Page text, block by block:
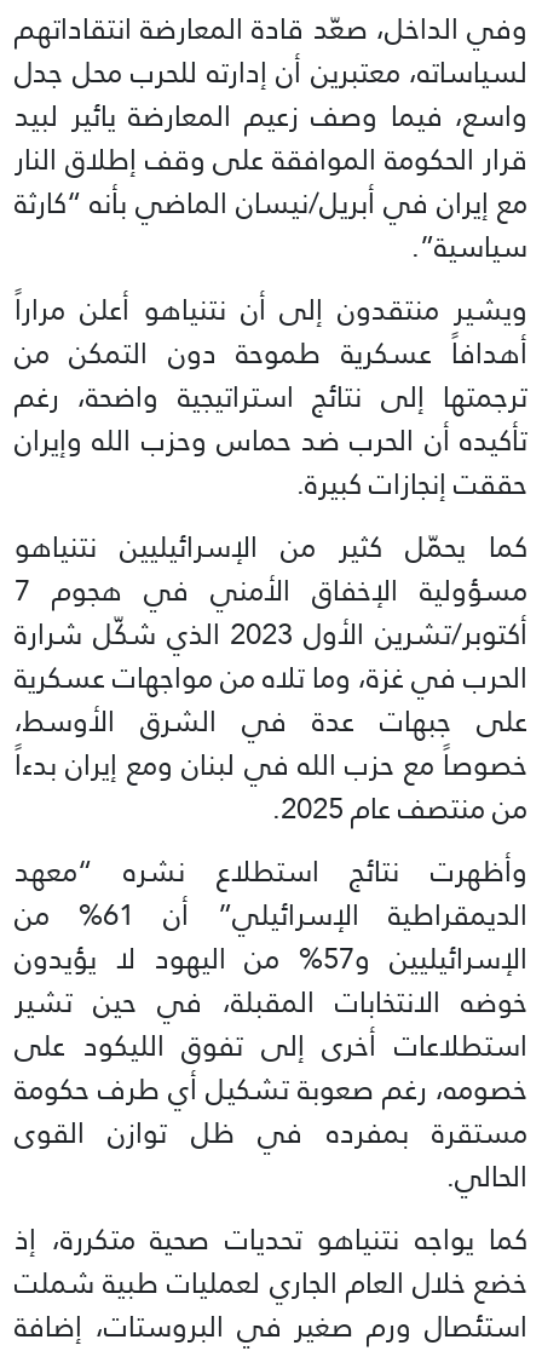
وفي الداخل، صعّد قادة المعارضة انتقاداتهم
لسياساته، معتبرين أن إدارته للحرب محل جدل
واسع، فيما وصف زعيم المعارضة يائير لبيد
قرار الحكومة الموافقة على وقف إطلاق النار
مع إيران في أبريل/نيسان الماضي بأنه “كارثة
سياسية”.
ويشير منتقدون إلى أن نتنياهو أعلن مراراً
أهدافاً عسكرية طموحة دون التمكن من
ترجمتها إلى نتائج استراتيجية واضحة، رغم
تأكيده أن الحرب ضد حماس وحزب الله وإيران
حققت إنجازات كبيرة.
كما يحمّل كثير من الإسرائيليين نتنياهو
مسؤولية الإخفاق الأمني في هجوم 7
أكتوبر/تشرين الأول 2023 الذي شكّل شرارة
الحرب في غزة، وما تلاه من مواجهات عسكرية
على جبهات عدة في الشرق الأوسط،
خصوصاً مع حزب الله في لبنان ومع إيران بدءاً
من منتصف عام 2025.
وأظهرت نتائج استطلاع نشره “معهد
الديمقراطية الإسرائيلي” أن 61% من
الإسرائيليين و57% من اليهود لا يؤيدون
خوضه الانتخابات المقبلة، في حين تشير
استطلاعات أخرى إلى تفوق الليكود على
خصومه، رغم صعوبة تشكيل أي طرف حكومة
مستقرة بمفرده في ظل توازن القوى
الحالي.
كما يواجه نتنياهو تحديات صحية متكررة، إذ
خضع خلال العام الجاري لعمليات طبية شملت
استئصال ورم صغير في البروستات، إضافة